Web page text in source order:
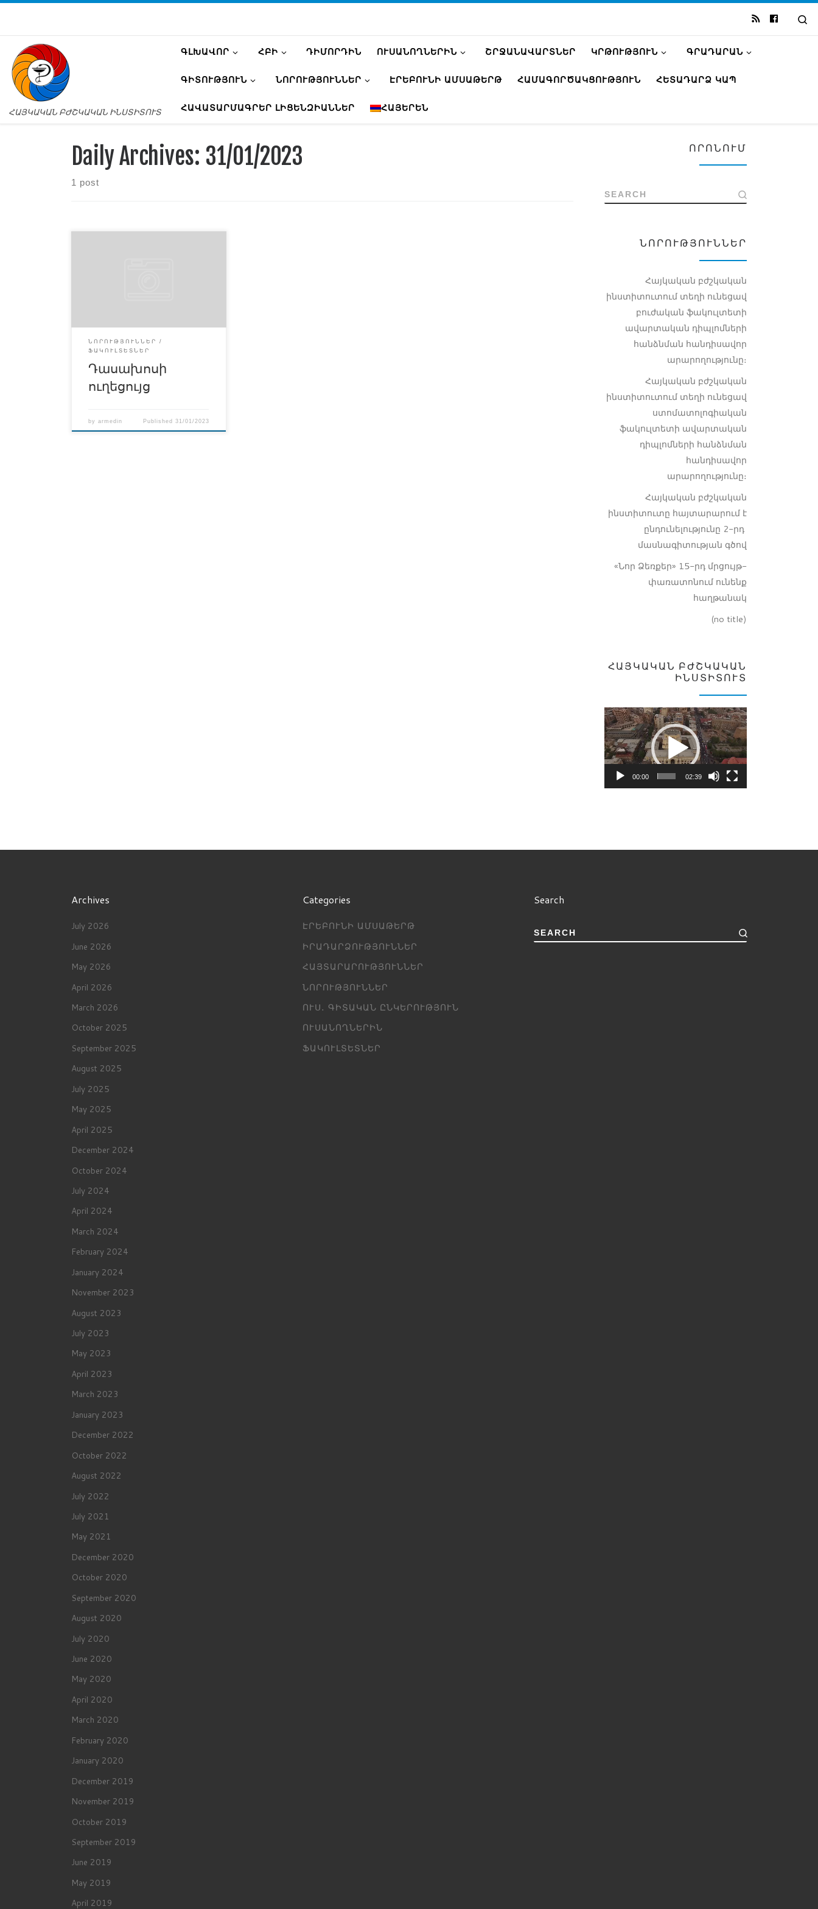
ՀԱՅԿԱԿԱՆ ԲԺՇԿԱԿԱՆ ԻՆՍՏԻՏՈՒՏ
ԳԼԽԱՎՈՐ ՀԲԻ ԴԻՄՈՐԴԻՆ ՈՒՍԱՆՈՂՆԵՐԻՆ ՇՐՋԱՆԱՎԱՐՏՆԵՐ ԿՐԹՈՒԹՅՈՒՆ ԳՐԱԴԱՐԱՆ
ԳԻՏՈՒԹՅՈՒՆ ՆՈՐՈՒԹՅՈՒՆՆԵՐ ԷՐԵԲՈՒՆԻ ԱՄՍԱԹԵՐԹ ՀԱՄԱԳՈՐԾԱԿՑՈՒԹՅՈՒՆ ՀԵՏԱԴԱՐՁ ԿԱՊ
ՀԱՎԱՏԱՐՄԱԳՐԵՐ ԼԻՑԵՆԶԻԱՆՆԵՐ ՀԱՅԵՐԵՆ
Daily Archives: 31/01/2023
1 post
ՆՈՐՈՒԹՅՈՒՆՆԵՐ
ՖԱԿՈՒԼՏԵՏՆԵՐ
Դասախոսի
ուղեցույց
byarmedin Published 31/01/2023
ՈՐՈՆՈՒՄ
SEARCH
ՆՈՐՈՒԹՅՈՒՆՆԵՐ
Հայկական բժշկական
ինստիտուտում տեղի ունեցավ
բուժական ֆակուլտետի
ավարտական դիպլոմների
հանձնման հանդիսավոր
արարողությունը։
Հայկական բժշկական
ինստիտուտում տեղի ունեցավ
ստոմատոլոգիական
ֆակուլտետի ավարտական
դիպլոմների հանձնման
հանդիսավոր
արարողությունը։
Հայկական բժշկական
ինստիտուտը հայտարարում է
ընդունելությունը 2-րդ
մասնագիտության գծով
«Նոր Ձեռքեր» 15-րդ մրցույթ-
փառատոնում ունենք
հաղթանակ
(no title)
ՀԱՅԿԱԿԱՆ ԲԺՇԿԱԿԱՆ
ԻՆՍՏԻՏՈՒՏ
Video
Player
00:00 02:39
Archives
July 2026
June 2026
May 2026
April 2026
March 2026
October 2025
September 2025
August 2025
July 2025
May 2025
April 2025
December 2024
October 2024
July 2024
April 2024
March 2024
February 2024
January 2024
November 2023
August 2023
July 2023
May 2023
April 2023
March 2023
January 2023
December 2022
October 2022
August 2022
July 2022
July 2021
May 2021
December 2020
October 2020
September 2020
August 2020
July 2020
June 2020
May 2020
April 2020
March 2020
February 2020
January 2020
December 2019
November 2019
October 2019
September 2019
June 2019
May 2019
April 2019
Categories
ԷՐԵԲՈՒՆԻ ԱՄՍԱԹԵՐԹ
ԻՐԱԴԱՐՁՈՒԹՅՈՒՆՆԵՐ
ՀԱՅՏԱՐԱՐՈՒԹՅՈՒՆՆԵՐ
ՆՈՐՈՒԹՅՈՒՆՆԵՐ
ՈՒՍ․ ԳԻՏԱԿԱՆ ԸՆԿԵՐՈՒԹՅՈՒՆ
ՈՒՍԱՆՈՂՆԵՐԻՆ
ՖԱԿՈՒԼՏԵՏՆԵՐ
Search
SEARCH